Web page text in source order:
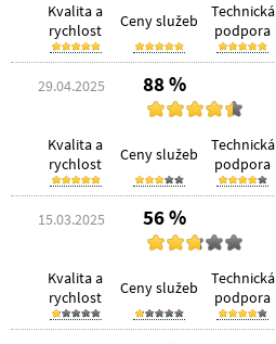
Kvalita a
rychlost
Ceny služeb
Technická
podpora
29.04.2025 88 %
Kvalita a
rychlost
Ceny služeb
Technická
podpora
15.03.2025 56 %
Kvalita a
rychlost
Ceny služeb
Technická
podpora